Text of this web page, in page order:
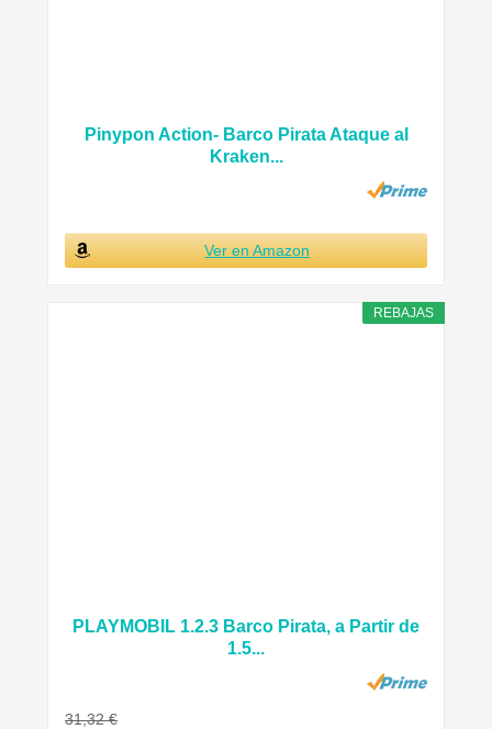
Pinypon Action- Barco Pirata Ataque al
Kraken...
Ver en Amazon
REBAJAS
PLAYMOBIL 1.2.3 Barco Pirata, a Partir de
1.5...
31,32 €